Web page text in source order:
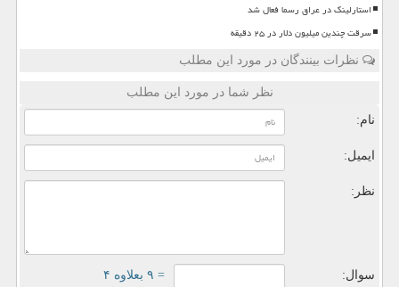
استارلینک در عراق رسما فعال شد
سرقت چندین میلیون دلار در ۲۵ دقیقه
نظرات بینندگان در مورد این مطلب
نظر شما در مورد این مطلب
نام:
ایمیل:
نظر:
سوال: = ۹ بعلاوه ۴